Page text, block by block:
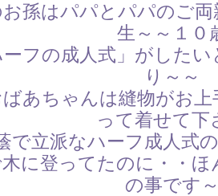
孫はパパとパパのご
生～～１０
フの成人式」がした
り～～
あちゃんは縫物がお
って着せて下
で立派なハーフ成人式
に登ってたのに・・
の事です